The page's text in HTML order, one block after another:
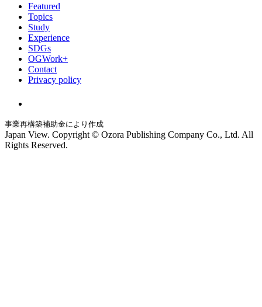
Featured
Topics
Study
Experience
SDGs
OGWork+
Contact
Privacy policy
事業再構築補助金により作成
Japan View. Copyright © Ozora Publishing Company Co., Ltd. All
Rights Reserved.